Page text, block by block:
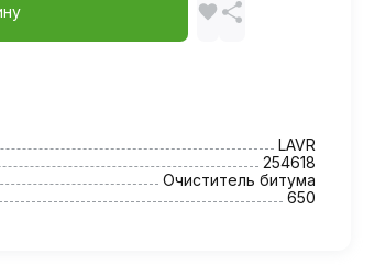
LAVR
254618
Очиститель битума
650